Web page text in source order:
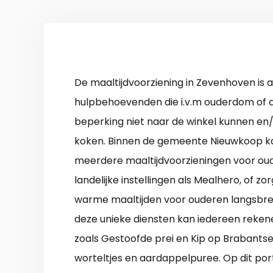
De maaltijdvoorziening in Zevenhoven is
hulpbehoevenden die i.v.m ouderdom of
beperking niet naar de winkel kunnen
koken. Binnen de gemeente Nieuwkoop
meerdere maaltijdvoorzieningen voor
landelijke instellingen als Mealhero, of
warme maaltijden voor ouderen
deze unieke diensten kan iedereen
zoals Gestoofde prei en Kip op
worteltjes en aardappelpuree. Op dit